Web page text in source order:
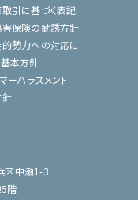
引に基づく表記
保険の勧誘方針
勢力への対応に
本方針
ーハラスメント
針
区中瀬1-3
5階